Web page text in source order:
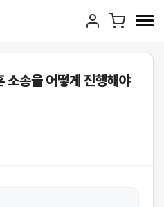
소송을 어떻게 진행해야